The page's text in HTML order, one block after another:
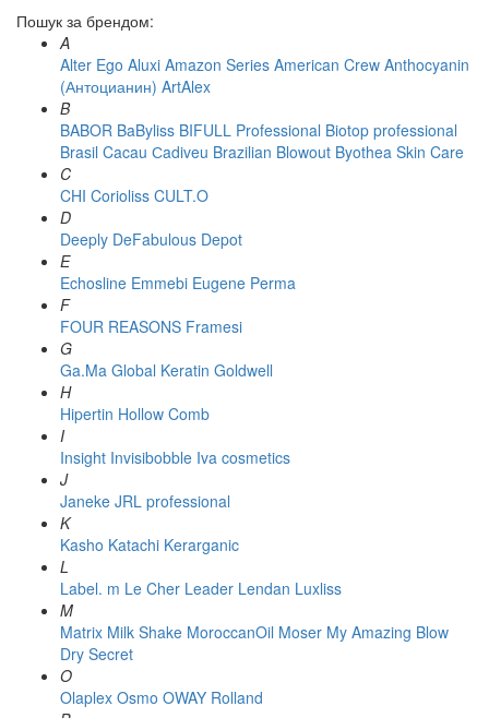
Пошук за брендом:
A
Alter Ego Aluxi Amazon Series American Crew Anthocyanin
(Антоцианин) ArtAlex
B
BABOR BaByliss BIFULL Professional Biotop professional
Brasil Cacau Сadiveu Brazilian Blowout Byothea Skin Care
C
CHI Corioliss CULT.O
D
Deeply DeFabulous Depot
E
Echosline Emmebi Eugene Perma
F
FOUR REASONS Framesi
G
Ga.Ma Global Keratin Goldwell
H
Hipertin Hollow Comb
I
Insight Invisibobble Iva cosmetics
J
Janeke JRL professional
K
Kasho Katachi Kerarganic
L
Label. m Le Cher Leader Lendan Luxliss
M
Matrix Milk Shake MoroccanOil Moser My Amazing Blow
Dry Secret
O
Olaplex Osmo OWAY Rolland